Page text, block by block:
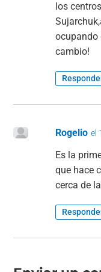
los
ocupando
cambio!
Rogelio el
Es la
que hace
cerca de